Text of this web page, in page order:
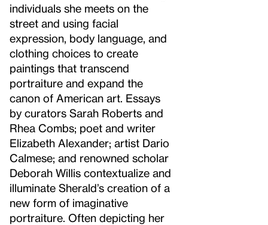
individuals she meets on the
street and using facial
expression, body language, and
clothing choices to create
paintings that transcend
portraiture and expand the
canon of American art. Essays
by curators Sarah Roberts and
Rhea Combs; poet and writer
Elizabeth Alexander; artist Dario
Calmese; and renowned scholar
Deborah Willis contextualize and
illuminate Sherald’s creation of a
new form of imaginative
portraiture. Often depicting her